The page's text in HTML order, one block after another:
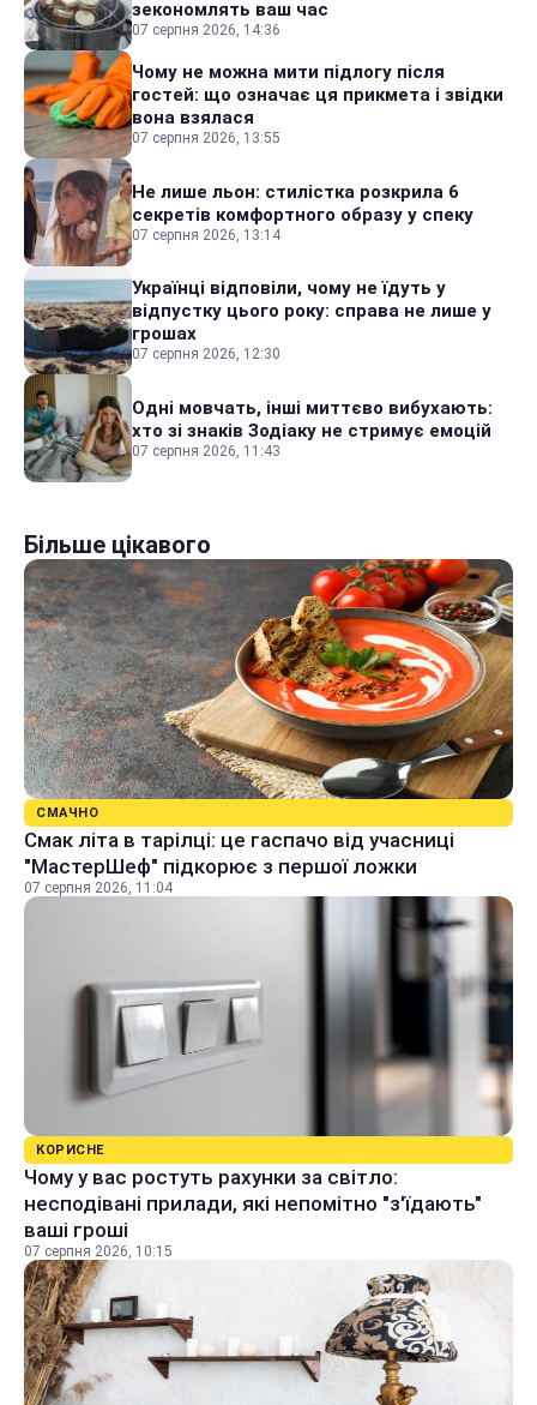
зекономлять ваш час
07 серпня 2026, 14:36
Чому не можна мити підлогу після
гостей: що означає ця прикмета і звідки
вона взялася
07 серпня 2026, 13:55
Не лише льон: стилістка розкрила 6
секретів комфортного образу у спеку
07 серпня 2026, 13:14
Українці відповіли, чому не їдуть у
відпустку цього року: справа не лише у
грошах
07 серпня 2026, 12:30
Одні мовчать, інші миттєво вибухають:
хто зі знаків Зодіаку не стримує емоцій
07 серпня 2026, 11:43
Більше цікавого
СМАЧНО
Смак літа в тарілці: це гаспачо від учасниці
"МастерШеф" підкорює з першої ложки
07 серпня 2026, 11:04
КОРИСНЕ
Чому у вас ростуть рахунки за світло:
несподівані прилади, які непомітно "з'їдають"
ваші гроші
07 серпня 2026, 10:15